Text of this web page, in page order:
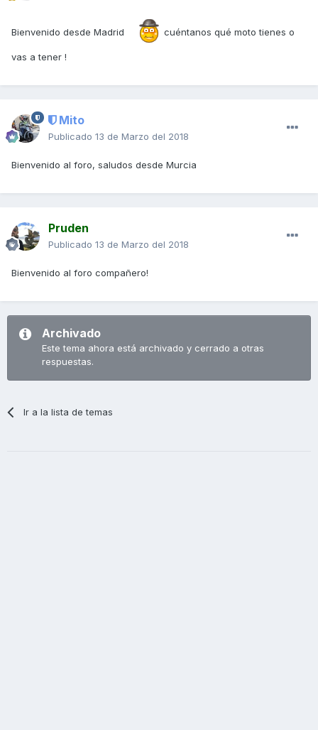
Bienvenido desde Madrid cuéntanos qué moto tienes o
vas a tener !
Mito
Publicado 13 de Marzo del 2018
Bienvenido al foro, saludos desde Murcia
Pruden
Publicado 13 de Marzo del 2018
Bienvenido al foro compañero!
Archivado
Este tema ahora está archivado y cerrado a otras
respuestas.
Ir a la lista de temas